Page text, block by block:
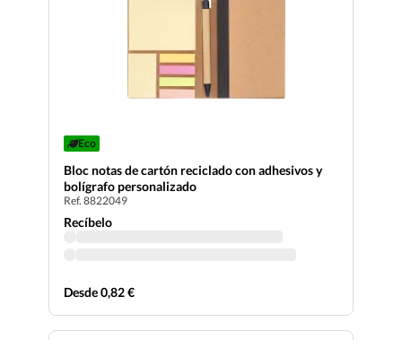
Eco
Bloc notas de cartón reciclado con adhesivos y
bolígrafo personalizado
Ref. 8822049
Recíbelo
Desde 0,82 €